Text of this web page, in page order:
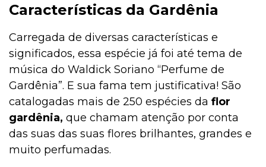
Características da Gardênia
Carregada de diversas características e
significados, essa espécie já foi até tema de
música do Waldick Soriano “Perfume de
Gardênia”. E sua fama tem justificativa! São
catalogadas mais de 250 espécies da flor
gardênia, que chamam atenção por conta
das suas das suas flores brilhantes, grandes e
muito perfumadas.